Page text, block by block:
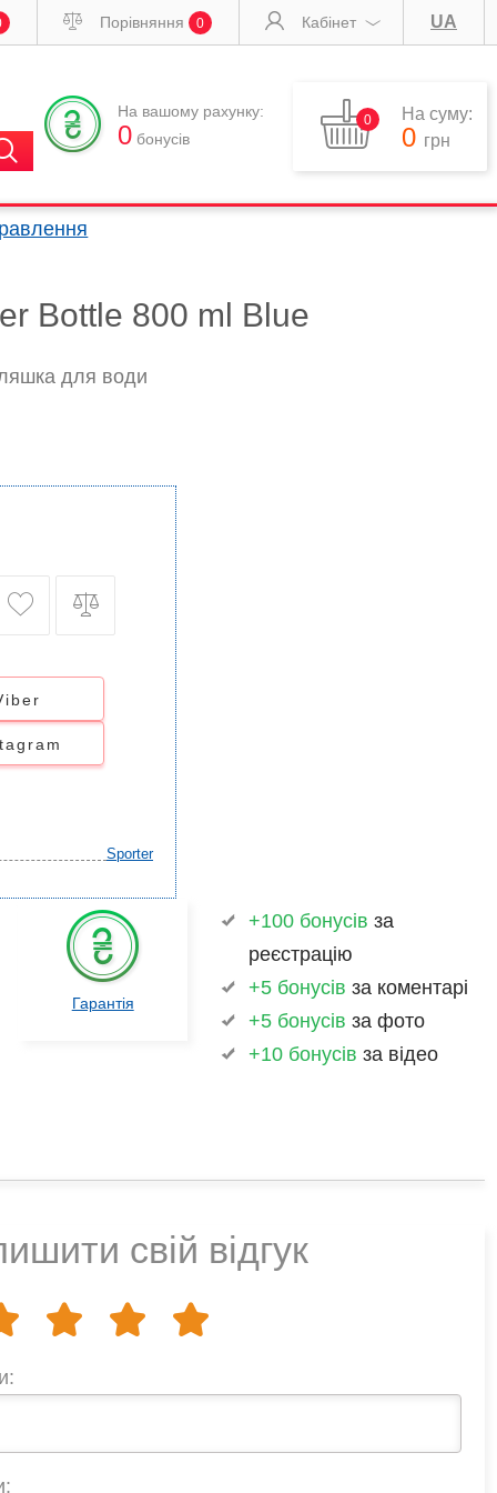
Порівняння 0 Кабінет UA
На вашому рахунку:
0 бонусів
0 На суму:
0 грн
Bottle 800 ml Blue
для води
Sporter
Гарантія
+100 бонусів за
реєстрацію
+5 бонусів за коментарі
+5 бонусів за фото
+10 бонусів за відео
свій відгук